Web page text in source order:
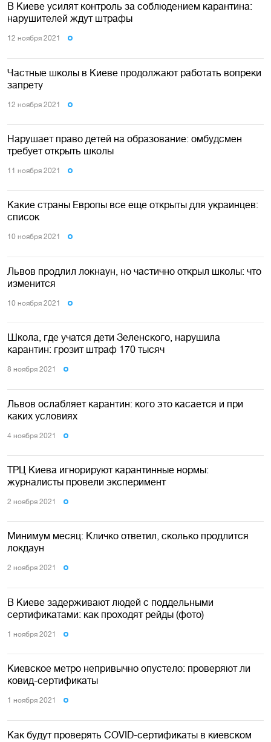
В Киеве усилят контроль за соблюдением карантина:
нарушителей ждут штрафы
12 ноября 2021
Частные школы в Киеве продолжают работать вопреки
запрету
12 ноября 2021
Нарушает право детей на образование: омбудсмен
требует открыть школы
11 ноября 2021
Какие страны Европы все еще открыты для украинцев:
список
10 ноября 2021
Львов продлил локнаун, но частично открыл школы: что
изменится
10 ноября 2021
Школа, где учатся дети Зеленского, нарушила
карантин: грозит штраф 170 тысяч
8 ноября 2021
Львов ослабляет карантин: кого это касается и при
каких условиях
4 ноября 2021
ТРЦ Киева игнорируют карантинные нормы:
журналисты провели эксперимент
2 ноября 2021
Минимум месяц: Кличко ответил, сколько продлится
локдаун
2 ноября 2021
В Киеве задерживают людей с поддельными
сертификатами: как проходят рейды (фото)
1 ноября 2021
Киевское метро непривычно опустело: проверяют ли
ковид-сертификаты
1 ноября 2021
Как будут проверять COVID-сертификаты в киевском